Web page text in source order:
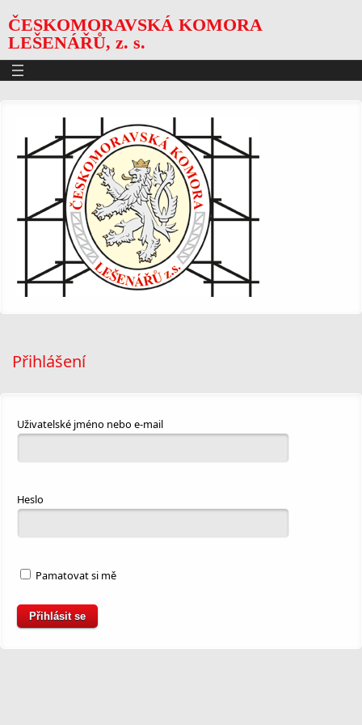
ČESKOMORAVSKÁ KOMORA
LEŠENÁŘŮ, z. s.
Přihlášení
Uživatelské jméno nebo e-mail
Heslo
Pamatovat si mě